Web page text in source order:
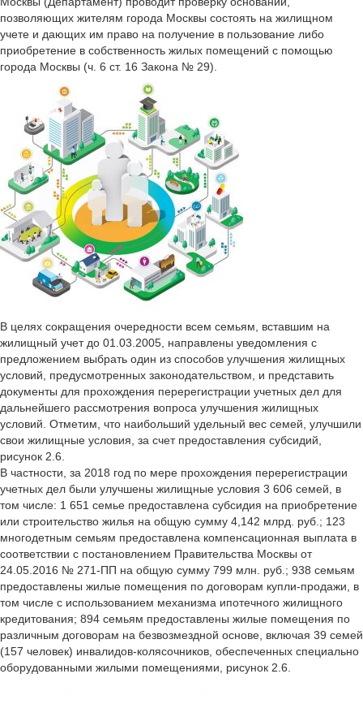
позволяющих жителям города Москвы состоять на жилищном
учете и дающих им право на получение в пользование либо
приобретение в собственность жилых помещений с помощью
города Москвы (ч. 6 ст. 16 Закона № 29).
В целях сокращения очередности всем семьям, вставшим на
жилищный учет до 01.03.2005, направлены уведомления с
предложением выбрать один из способов улучшения жилищных
условий, предусмотренных законодательством, и представить
документы для прохождения перерегистрации учетных дел для
дальнейшего рассмотрения вопроса улучшения жилищных
условий. Отметим, что наибольший удельный вес семей, улучшили
свои жилищные условия, за счет предоставления субсидий,
рисунок 2.6.
В частности, за 2018 год по мере прохождения перерегистрации
учетных дел были улучшены жилищные условия 3 606 семей, в
том числе: 1 651 семье предоставлена субсидия на приобретение
или строительство жилья на общую сумму 4,142 млрд. руб.; 123
многодетным семьям предоставлена компенсационная выплата в
соответствии с постановлением Правительства Москвы от
24.05.2016 № 271-ПП на общую сумму 799 млн. руб.; 938 семьям
предоставлены жилые помещения по договорам купли-продажи, в
том числе с использованием механизма ипотечного жилищного
кредитования; 894 семьям предоставлены жилые помещения по
различным договорам на безвозмездной основе, включая 39 семей
(157 человек) инвалидов-колясочников, обеспеченных специально
оборудованными жилыми помещениями, рисунок 2.6.